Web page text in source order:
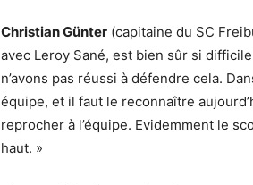
Christian Günter (capitaine du SC
avec Leroy Sané, est bien sûr si
n’avons pas réussi à défendre cela.
équipe, et il faut le reconnaître
reprocher à l’équipe. Evidemment le
haut. »